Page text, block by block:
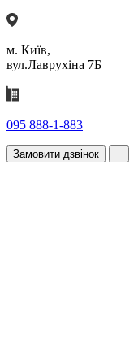
м. Київ,
вул.Лаврухіна 7Б
095 888-1-883
Замовити дзвінок